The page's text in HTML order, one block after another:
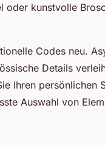
oder kunstvolle
Codes neu.
Details
Ihren persönlichen
Auswahl von